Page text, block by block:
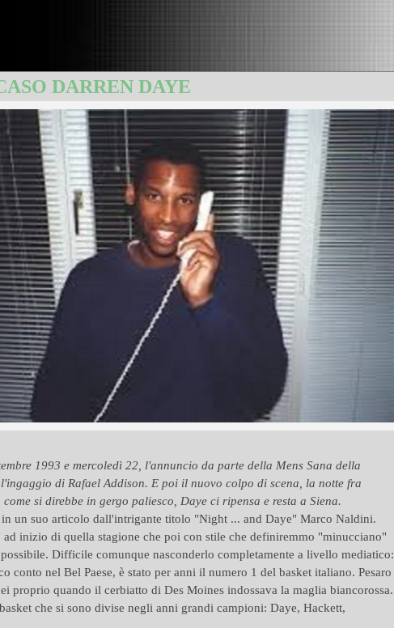
DARREN DAYE
1993 e mercoledì 22, l'annuncio da parte della Mens Sana della
di Rafael Addison. E poi il nuovo colpo di scena, la notte fra
si direbbe in gergo paliesco, Daye ci ripensa e resta a Siena.
un suo articolo dall'intrigante titolo "Night ... and Daye" Marco Naldini.
inizio di quella stagione che poi con stile che definiremmo "minucciano"
Difficile comunque nasconderlo completamente a livello mediatico:
conto nel Bel Paese, è stato per anni il numero 1 del basket italiano. Pesaro
proprio quando il cerbiatto di Des Moines indossava la maglia biancorossa.
che si sono divise negli anni grandi campioni: Daye, Hackett,